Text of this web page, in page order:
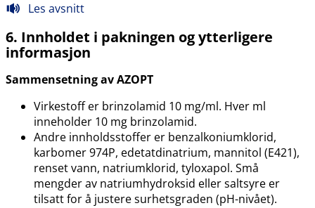
Les avsnitt
6. Innholdet i pakningen og ytterligere
informasjon
Sammensetning av AZOPT
Virkestoff er brinzolamid 10 mg​/​ml. Hver ml
inneholder 10 mg brinzolamid.
Andre innholdsstoffer er benzalkoniumklorid,
karbomer 974P, edetatdinatrium, mannitol (E421),
renset vann, natriumklorid, tyloxapol. Små
mengder av natriumhydroksid eller saltsyre er
tilsatt for å justere surhetsgraden (pH-nivået).